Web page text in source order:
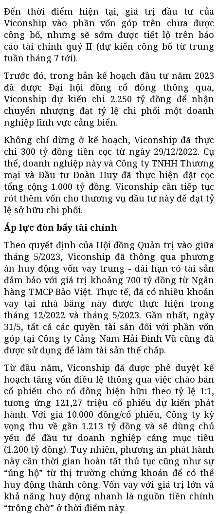
Đến thời điểm hiện tại, giá trị đầu tư của
Viconship vào phần vốn góp trên chưa được
công bố, nhưng sẽ sớm được tiết lộ trên báo
cáo tài chính quý II (dự kiến công bố từ trung
tuần tháng 7 tới).
Trước đó, trong bản kế hoạch đầu tư năm 2023
đã được Đại hội đồng cổ đông thông qua,
Viconship dự kiến chi 2.250 tỷ đồng để nhận
chuyển nhượng đạt tỷ lệ chi phối một doanh
nghiệp lĩnh vực cảng biển.
Không chỉ dừng ở kế hoạch, Viconship đã thực
chi 300 tỷ đồng tiền cọc từ ngày 29/12/2022. Cụ
thể, doanh nghiệp này và Công ty TNHH Thương
mại và Đầu tư Đoàn Huy đã thực hiện đặt cọc
tổng cộng 1.000 tỷ đồng. Viconship cần tiếp tục
rót thêm vốn cho thương vụ đầu tư này để đạt tỷ
lệ sở hữu chi phối.
Áp lực đòn bẩy tài chính
Theo quyết định của Hội đồng Quản trị vào giữa
tháng 5/2023, Viconship đã thông qua phương
án huy động vốn vay trung - dài hạn có tài sản
đảm bảo với giá trị khoảng 700 tỷ đồng từ Ngân
hàng TMCP Bảo Việt. Thực tế, đã có nhiều khoản
vay tại nhà băng này được thực hiện trong
tháng 12/2022 và tháng 5/2023. Gần nhất, ngày
31/5, tất cả các quyền tài sản đối với phần vốn
góp tại Công ty Cảng Nam Hải Đình Vũ cũng đã
được sử dụng để làm tài sản thế chấp.
Từ đầu năm, Viconship đã được phê duyệt kế
hoạch tăng vốn điều lệ thông qua việc chào bán
cổ phiếu cho cổ đông hiện hữu theo tỷ lệ 1:1,
tương ứng 121,27 triệu cổ phiếu dự kiến phát
hành. Với giá 10.000 đồng/cổ phiếu, Công ty kỳ
vọng thu về gần 1.213 tỷ đồng và sẽ dùng chủ
yếu để đầu tư doanh nghiệp cảng mục tiêu
(1.200 tỷ đồng). Tuy nhiên, phương án phát hành
này cần thời gian hoàn tất thủ tục cũng như sự
“ủng hộ” từ thị trường chứng khoán để có thể
huy động thành công. Vốn vay với giá trị lớn và
khả năng huy động nhanh là nguồn tiền chính
“trông chờ” ở thời điểm này.